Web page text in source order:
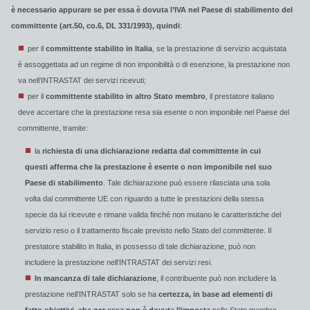
è necessario appurare se per essa è dovuta l’IVA nel Paese di stabilimento del
committente (art.50, co.6, DL 331/1993), quindi:
per il committente stabilito in Italia , se la prestazione di servizio acquistata
è assoggettata ad un regime di non imponibilità o di esenzione, la prestazione non
va nell’INTRASTAT dei servizi ricevuti;
per il committente stabilito in altro Stato membro , il prestatore italiano
deve accertare che la prestazione resa sia esente o non imponibile nel Paese del
committente, tramite:
la richiesta di una dichiarazione redatta dal committente in cui
questi afferma che la prestazione è esente o non imponibile nel suo
Paese di stabilimento . Tale dichiarazione può essere rilasciata una sola
volta dal committente UE con riguardo a tutte le prestazioni della stessa
specie da lui ricevute e rimane valida finché non mutano le caratteristiche del
servizio reso o il trattamento fiscale previsto nello Stato del committente. Il
prestatore stabilito in Italia, in possesso di tale dichiarazione, può non
includere la prestazione nell’INTRASTAT dei servizi resi.
In mancanza di tale dichiarazione , il contribuente può non includere la
prestazione nell’INTRASTAT solo se ha certezza, in base ad elementi di